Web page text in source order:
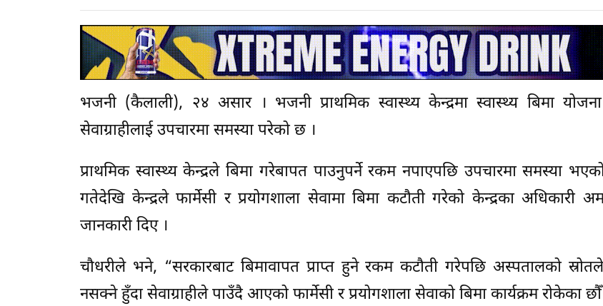
भजनी (कैलाली), २४ असार । भजनी प्राथमिक स्वास्थ्य केन्द्रमा स्वास्थ्य बिमा
सेवाग्राहीलाई उपचारमा समस्या परेको छ ।
प्राथमिक स्वास्थ्य केन्द्रले बिमा गरेबापत पाउनुपर्ने रकम नपाएपछि उपचारमा समस्या
गतेदेखि केन्द्रले फार्मेसी र प्रयोगशाला सेवामा बिमा कटौती गरेको केन्द्रका अधिकारी
जानकारी दिए ।
चौधरीले भने, “सरकारबाट बिमावापत प्राप्त हुने रकम कटौती गरेपछि अस्पतालको
नसक्ने हुँदा सेवाग्राहीले पाउँदै आएको फार्मेसी र प्रयोगशाला सेवाको बिमा कार्यक्रम रोकेका